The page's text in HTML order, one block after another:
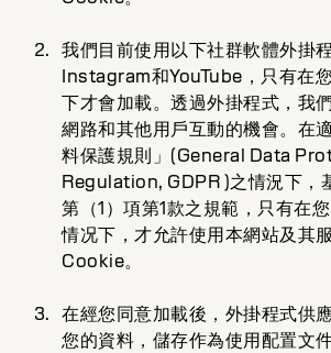
我們目前使用以下社群軟體外掛
Instagram和YouTube，只有在
下才會加載。透過外掛程式，我
網路和其他用戶互動的機會。在
料保護規則」(General Data
Regulation, GDPR )之情況下，
第（1）項第1款之規範，只有在
情况下，才允許使用本網站及其
Cookie。
在經您同意加載後，外掛程式供
您的資料，儲存作為使用配置文